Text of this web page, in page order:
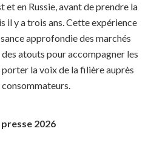
et en Russie, avant de prendre la
il y a trois ans. Cette expérience
approfondie des marchés
atouts pour accompagner les
la voix de la filière auprès
2026